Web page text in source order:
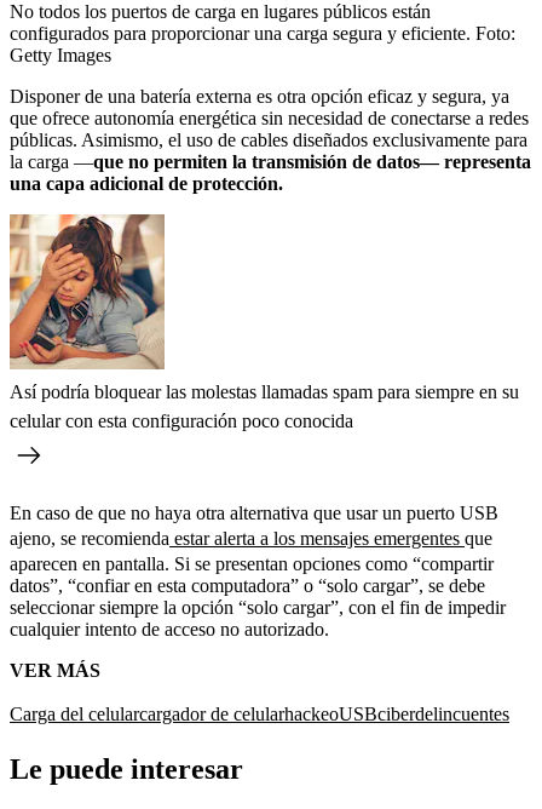
No todos los puertos de carga en lugares públicos están
configurados para proporcionar una carga segura y eficiente. Foto:
Getty Images
Disponer de una batería externa es otra opción eficaz y segura, ya
que ofrece autonomía energética sin necesidad de conectarse a redes
públicas. Asimismo, el uso de cables diseñados exclusivamente para
la carga —que no permiten la transmisión de datos— representa
una capa adicional de protección.
Así podría bloquear las molestas llamadas spam para siempre en su
celular con esta configuración poco conocida
En caso de que no haya otra alternativa que usar un puerto USB
ajeno, se recomienda estar alerta a los mensajes emergentes que
aparecen en pantalla. Si se presentan opciones como “compartir
datos”, “confiar en esta computadora” o “solo cargar”, se debe
seleccionar siempre la opción “solo cargar”, con el fin de impedir
cualquier intento de acceso no autorizado.
VER MÁS
Carga del celularcargador de celularhackeoUSBciberdelincuentes
Le puede interesar